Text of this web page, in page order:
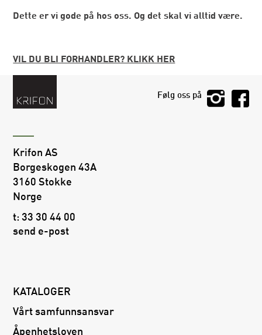
Dette er vi gode på hos oss. Og det skal vi alltid være.
VIL DU BLI FORHANDLER? KLIKK HER
Følg oss på
Krifon AS
Borgeskogen 43A
3160 Stokke
Norge
t:33 30 44 00
send e-post
KATALOGER
Vårt samfunnsansvar
Åpenhetsloven